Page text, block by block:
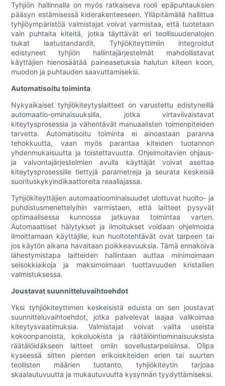
Tyhjiön hallinnalla on myös ratkaiseva rooli epäpuhtauksien
pääsyn estämisessä kiderakenteeseen. Ylläpitämällä hallittua
tyhjiöympäristöä valmistajat voivat varmistaa, että tuotetaan
vain puhtaita kiteitä, jotka täyttävät eri teollisuudenalojen
tiukat laatustandardit. Tyhjiökiteyttimiin integroidut
edistyneet tyhjiön hallintajärjestelmät mahdollistavat
käyttäjien hienosäätää paineasetuksia halutun kiteen koon,
muodon ja puhtauden saavuttamiseksi.
Automatisoitu toiminta
Nykyaikaiset tyhjiökiteytyslaitteet on varustettu edistyneillä
automaatio-ominaisuuksilla, jotka virtaviivaistavat
kiteytysprosessia ja vähentävät manuaalisten toimenpiteiden
tarvetta. Automatisoitu toiminta ei ainoastaan ​​paranna
tehokkuutta, vaan myös parantaa kiteiden tuotannon
yhdenmukaisuutta ja toistettavuutta. Ohjelmoitavien ohjaus-
ja valvontajärjestelmien avulla käyttäjät voivat asettaa
kiteytysprosessille tiettyjä parametreja ja seurata keskeisiä
suorituskykyindikaattoreita reaaliajassa.
Tyhjiökiteyttäjien automaatioominaisuudet ulottuvat huolto- ja
puhdistusmenettelyihin varmistaen, että laitteet pysyvät
optimaalisessa kunnossa jatkuvaa toimintaa varten.
Automaattiset hälytykset ja ilmoitukset voidaan ohjelmoida
ilmoittamaan käyttäjille, kun huoltotehtävät ovat tarpeen tai
jos käytön aikana havaitaan poikkeavuuksia. Tämä ennakoiva
lähestymistapa laitteiden hallintaan auttaa minimoimaan
seisokkiaikoja ja maksimoimaan tuottavuuden kristallien
valmistuksessa.
Joustavat suunnitteluvaihtoehdot
Yksi tyhjiökiteyttimen keskeisistä eduista on sen joustavat
suunnitteluvaihtoehdot, jotka palvelevat laajaa valikoimaa
kiteytysvaatimuksia. Valmistajat voivat valita useista
kokoonpanoista, kokoluokista ja räätälöintiominaisuuksista
räätälöidäkseen laitteet omiin sovellustarpeisiinsa. Olipa
kyseessä sitten pienten erikoiskiteiden erien tai suurten
teollisten määrien tuotanto, tyhjiökiteytin tarjoaa
skaalautuvuutta ja mukautuvuutta kysynnän tyydyttämiseksi.